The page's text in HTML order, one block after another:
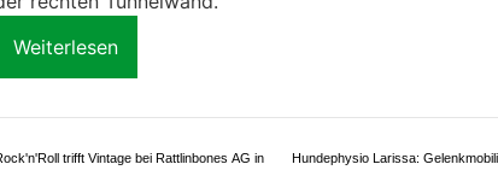
Fachwissen in Winterthur ZH